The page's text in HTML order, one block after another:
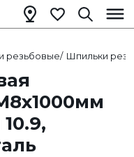
резьбовые/ Шпильки